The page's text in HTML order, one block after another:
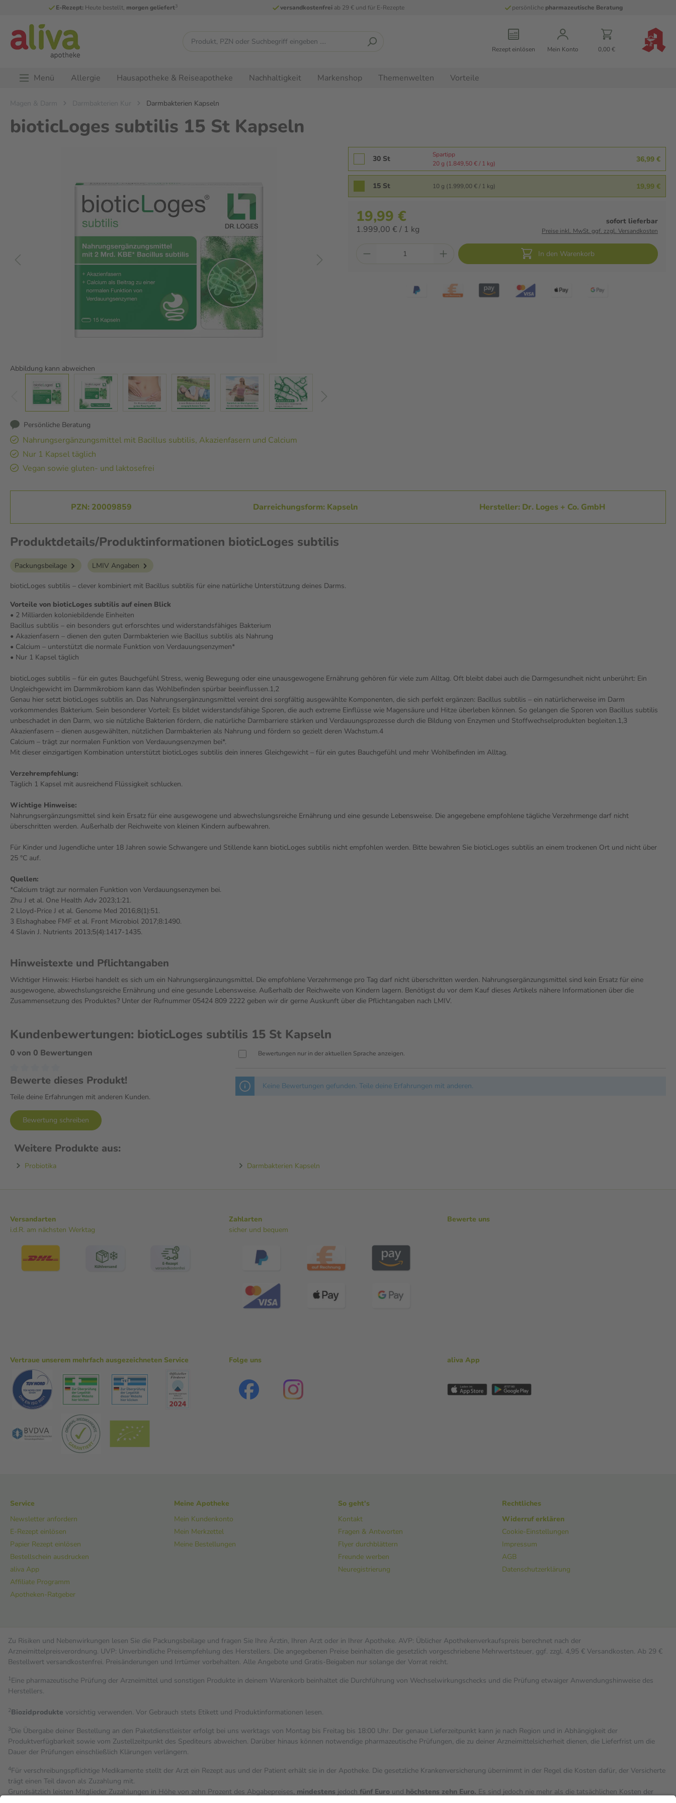
E-Rezept: Heute bestellt, morgen geliefert3 versandkostenfreiab 29 € und für E-Rezepte persönliche pharmazeutische Beratung
Rezept einlösen Mein Konto 0,00 €
Menü Allergie Hausapotheke & Reiseapotheke Nachhaltigkeit Markenshop Themenwelten Vorteile
Magen & Darm Darmbakterien Kur Darmbakterien Kapseln
bioticLoges subtilis 15 St Kapseln
Abbildung kann abweichen
Persönliche Beratung
Nahrungsergänzungsmittel mit Bacillus subtilis, Akazienfasern und Calcium
Nur 1 Kapsel täglich
Vegan sowie gluten- und laktosefrei
30 St
Spartipp
20 g (1.849,50 € / 1 kg)
36,99 €
15 St 10 g (1.999,00 € / 1 kg) 19,99 €
19,99 €
1.999,00 € / 1 kg
sofort lieferbar
Preise inkl. MwSt. ggf. zzgl. Versandkosten
In den Warenkorb
PZN: 20009859 Darreichungsform: Kapseln Hersteller: Dr. Loges + Co. GmbH
Produktdetails/Produktinformationen bioticLoges subtilis
Packungsbeilage LMIV Angaben
bioticLoges subtilis – clever kombiniert mit Bacillus subtilis für eine natürliche Unterstützung deines Darms.
Vorteile von bioticLoges subtilis auf einen Blick
• 2 Milliarden koloniebildende Einheiten
Bacillus subtilis – ein besonders gut erforschtes und widerstandsfähiges Bakterium
• Akazienfasern – dienen den guten Darmbakterien wie Bacillus subtilis als Nahrung
• Calcium – unterstützt die normale Funktion von Verdauungsenzymen*
• Nur 1 Kapsel täglich
bioticLoges subtilis – für ein gutes Bauchgefühl Stress, wenig Bewegung oder eine unausgewogene Ernährung gehören für viele zum Alltag. Oft bleibt dabei auch die Darmgesundheit nicht unberührt: Ein
Ungleichgewicht im Darmmikrobiom kann das Wohlbefinden spürbar beeinflussen.1,2
Genau hier setzt bioticLoges subtilis an. Das Nahrungsergänzungsmittel vereint drei sorgfältig ausgewählte Komponenten, die sich perfekt ergänzen: Bacillus subtilis – ein natürlicherweise im Darm
vorkommendes Bakterium. Sein besonderer Vorteil: Es bildet widerstandsfähige Sporen, die auch extreme Einflüsse wie Magensäure und Hitze überleben können. So gelangen die Sporen von Bacillus subtilis
unbeschadet in den Darm, wo sie nützliche Bakterien fördern, die natürliche Darmbarriere stärken und Verdauungsprozesse durch die Bildung von Enzymen und Stoffwechselprodukten begleiten.1,3
Akazienfasern – dienen ausgewählten, nützlichen Darmbakterien als Nahrung und fördern so gezielt deren Wachstum.4
Calcium – trägt zur normalen Funktion von Verdauungsenzymen bei*.
Mit dieser einzigartigen Kombination unterstützt bioticLoges subtilis dein inneres Gleichgewicht – für ein gutes Bauchgefühl und mehr Wohlbefinden im Alltag.
Verzehrempfehlung:
Täglich 1 Kapsel mit ausreichend Flüssigkeit schlucken.
Wichtige Hinweise:
Nahrungsergänzungsmittel sind kein Ersatz für eine ausgewogene und abwechslungsreiche Ernährung und eine gesunde Lebensweise. Die angegebene empfohlene tägliche Verzehrmenge darf nicht
überschritten werden. Außerhalb der Reichweite von kleinen Kindern aufbewahren.
Für Kinder und Jugendliche unter 18 Jahren sowie Schwangere und Stillende kann bioticLoges subtilis nicht empfohlen werden. Bitte bewahren Sie bioticLoges subtilis an einem trockenen Ort und nicht über
25 °C auf.
Quellen:
*Calcium trägt zur normalen Funktion von Verdauungsenzymen bei.
Zhu J et al. One Health Adv 2023;1:21.
2 Lloyd-Price J et al. Genome Med 2016;8(1):51.
3 Elshaghabee FMF et al. Front Microbiol 2017;8:1490.
4 Slavin J. Nutrients 2013;5(4):1417-1435.
Hinweistexte und Pflichtangaben
Wichtiger Hinweis: Hierbei handelt es sich um ein Nahrungsergänzungsmittel. Die empfohlene Verzehrmenge pro Tag darf nicht überschritten werden. Nahrungsergänzungsmittel sind kein Ersatz für eine
ausgewogene, abwechslungsreiche Ernährung und eine gesunde Lebensweise. Außerhalb der Reichweite von Kindern lagern. Benötigst du vor dem Kauf dieses Artikels nähere Informationen über die
Zusammensetzung des Produktes? Unter der Rufnummer 05424 809 2222 geben wir dir gerne Auskunft über die Pflichtangaben nach LMIV.
Kundenbewertungen: bioticLoges subtilis 15 St Kapseln
0 von 0 Bewertungen
Bewerte dieses Produkt!
Teile deine Erfahrungen mit anderen Kunden.
Bewertung schreiben
Bewertungen nur in der aktuellen Sprache anzeigen.
Keine Bewertungen gefunden. Teile deine Erfahrungen mit anderen.
Weitere Produkte aus:
Probiotika Darmbakterien Kapseln
Versandarten
i.d.R. am nächsten Werktag
Zahlarten
sicher und bequem
Bewerte uns
Vertraue unserem mehrfach ausgezeichneten Service Folge uns aliva App
Service
Newsletter anfordern
E-Rezept einlösen
Papier Rezept einlösen
Bestellschein ausdrucken
aliva App
Affiliate Programm
Apotheken-Ratgeber
Meine Apotheke
Mein Kundenkonto
Mein Merkzettel
Meine Bestellungen
So geht's
Kontakt
Fragen & Antworten
Flyer durchblättern
Freunde werben
Neuregistrierung
Rechtliches
Widerruf erklären
Cookie-Einstellungen
Impressum
AGB
Datenschutzerklärung
Zu Risiken und Nebenwirkungen lesen Sie die Packungsbeilage und fragen Sie Ihre Ärztin, Ihren Arzt oder in Ihrer Apotheke. AVP: Üblicher Apothekenverkaufspreis berechnet nach der
Arzneimittelpreisverordnung. UVP: Unverbindliche Preisempfehlung des Herstellers. Die angegebenen Preise beinhalten die gesetzlich vorgeschriebene Mehrwertsteuer, ggf. zzgl. 4,95 € Versandkosten. Ab 29 €
Bestell­wert versand­kosten­frei. Preisänderungen und Irrtümer vorbehalten. Alle Angebote und Gratis-Beigaben nur solange der Vorrat reicht.
1Eine pharmazeutische Prüfung der Arzneimittel und sonstigen Produkte in deinem Warenkorb beinhaltet die Durchführung von Wechselwirkungschecks und die Prüfung etwaiger Anwendungshinweise des
Herstellers.
2Biozidprodukte vorsichtig verwenden. Vor Gebrauch stets Etikett und Produktinformationen lesen.
3Die Übergabe deiner Bestellung an den Paketdienstleister erfolgt bei uns werktags von Montag bis Freitag bis 18:00 Uhr. Der genaue Lieferzeitpunkt kann je nach Region und in Abhängigkeit der
Produktverfügbarkeit sowie vom Zustellzeitpunkt des Spediteurs abweichen. Darüber hinaus können notwendige pharmazeutische Prüfungen, die zu deiner Arzneimittelsicherheit dienen, die Lieferfrist um die
Dauer der Prüfungen einschließlich Klärungen verlängern.
4Für verschreibungspflichtige Medikamente stellt der Arzt ein Rezept aus und der Patient erhält sie in der Apotheke. Die gesetzliche Krankenversicherung übernimmt in der Regel die Kosten dafür, der Versicherte
trägt einen Teil davon als Zuzahlung mit.
Grundsätzlich leisten Mitglieder Zuzahlungen in Höhe von zehn Prozent des Abgabepreises, mindestens jedoch fünf Euro und höchstens zehn Euro. Es sind jedoch nie mehr als die tatsächlichen Kosten der